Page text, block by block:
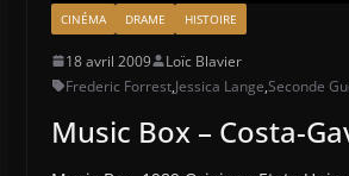
CINÉMA DRAME HISTOIRE
18 avril 2009
Loïc Blavier
Frederic Forrest,Jessica Lange,Seconde
Music Box – Costa-